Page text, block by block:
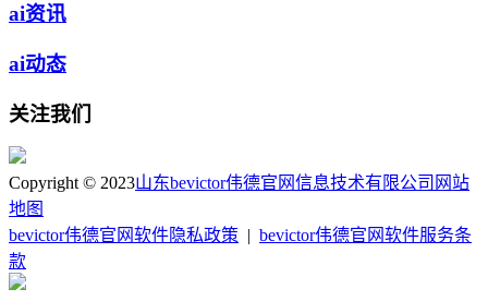
ai资讯
ai动态
关注我们
Copyright © 2023山东bevictor伟德官网信息技术有限公司 网站
地图
bevictor伟德官网软件隐私政策
bevictor伟德官网软件服务条
款